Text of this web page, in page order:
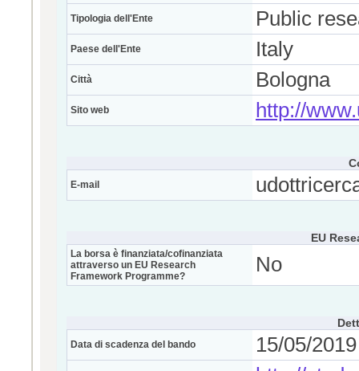
Tipologia dell'Ente Public
Paese dell'Ente Italy
Città Bologna
Sito web http://
E-mail
EU
La borsa è finanziata/cofinanziata
attraverso un EU Research
Framework Programme?
No
Data di scadenza del bando 15/05/